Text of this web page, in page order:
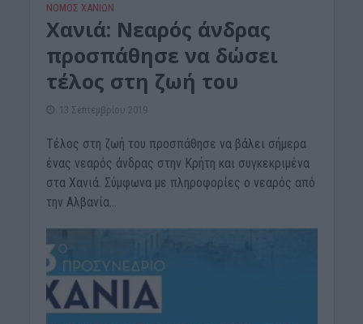
ΝΟΜΌΣ ΧΑΝΊΩΝ
Χανιά: Νεαρός άνδρας
προσπάθησε να δώσει
τέλος στη ζωή του
13 Σεπτεμβρίου 2019
Τέλος στη ζωή του προσπάθησε να βάλει σήμερα
ένας νεαρός άνδρας στην Κρήτη και συγκεκριμένα
στα Χανιά. Σύμφωνα με πληροφορίες ο νεαρός από
την Αλβανία...